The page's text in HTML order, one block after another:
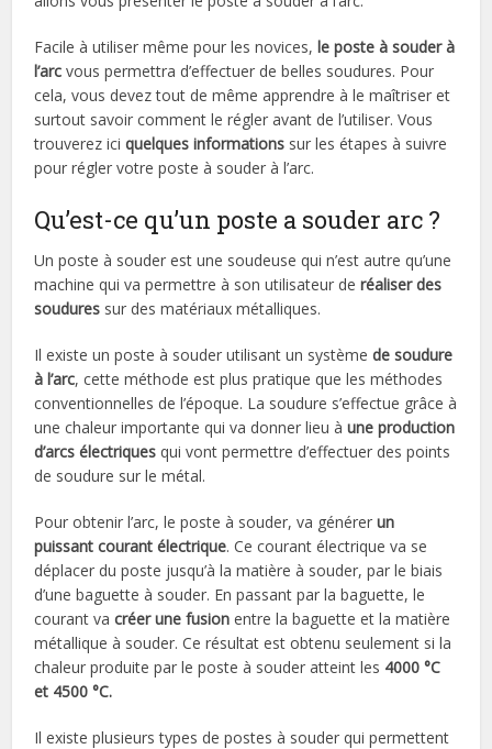
Facile à utiliser même pour les novices, le poste à souder à
l’arc vous permettra d’effectuer de belles soudures. Pour
cela, vous devez tout de même apprendre à le maîtriser et
surtout savoir comment le régler avant de l’utiliser. Vous
trouverez iciquelques informations sur les étapes à suivre
pour régler votre poste à souder à l’arc.
Qu’est-ce qu’un poste a souder arc ?
Un poste à souder est une soudeuse qui n’est autre qu’une
machine qui va permettre à son utilisateur de réaliser des
soudures sur des matériaux métalliques.
Il existe un poste à souder utilisant un systèmede soudure
à l’arc, cette méthode est plus pratique que les méthodes
conventionnelles de l’époque. La soudure s’effectue grâce à
une chaleur importante qui va donner lieu à une production
d’arcs électriques qui vont permettre d’effectuer des points
de soudure sur le métal.
Pour obtenir l’arc, le poste à souder, va générerun
puissant courant électrique. Ce courant électrique va se
déplacer du poste jusqu’à la matière à souder, par le biais
d’une baguette à souder. En passant par la baguette, le
courant vacréer une fusion entre la baguette et la matière
métallique à souder. Ce résultat est obtenu seulement si la
chaleur produite par le poste à souder atteint les 4000 °C
et 4500 °C.
Il existe plusieurs types de postes à souder qui permettent